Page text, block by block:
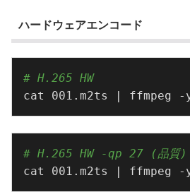
ハードウェアエンコード
# H.265 HW
cat 001.m2ts | ffmpeg -
# H.265 HW -qp 27 (品質)
cat 001.m2ts | ffmpeg -